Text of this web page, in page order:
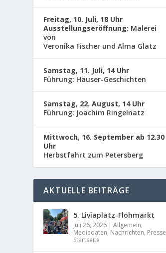
Freitag, 10. Juli, 18 Uhr
Ausstellungseröffnung: Malerei
von
Veronika Fischer und Alma Glatz
Samstag, 11. Juli, 14 Uhr
Führung: Häuser-Geschichten
Samstag, 22. August, 14 Uhr
Führung: Joachim Ringelnatz
Mittwoch, 16. September ab 12.30
Uhr
Herbstfahrt zum Petersberg
AKTUELLE BEITRÄGE
5. Liviaplatz-Flohmarkt
Juli 26, 2026 |Allgemein,
Mediadaten, Nachrichten, Presse
Startseite